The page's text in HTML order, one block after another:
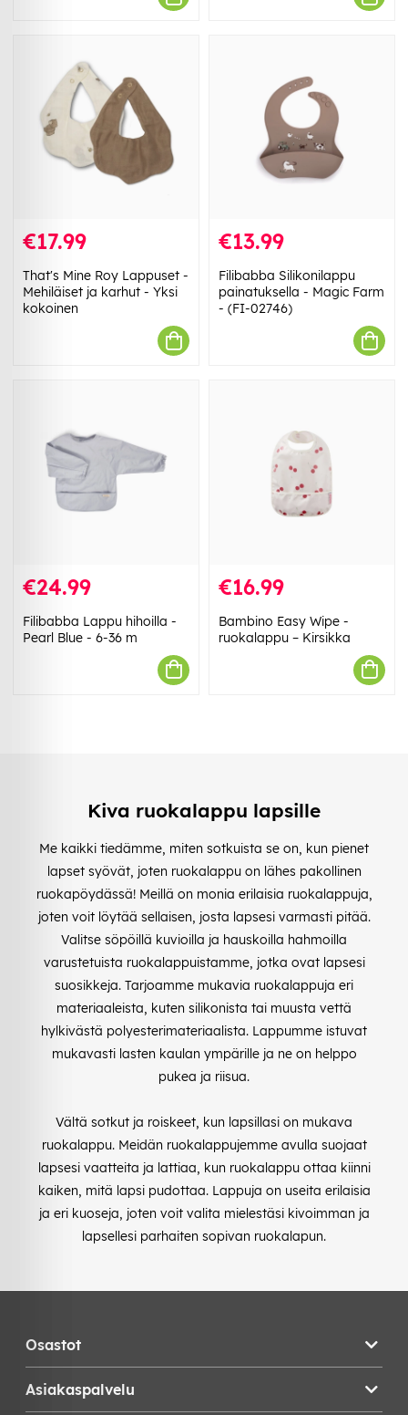
€17.99
That's Mine Roy Lappuset -
Mehiläiset ja karhut - Yksi
kokoinen
€13.99
Filibabba Silikonilappu
painatuksella - Magic Farm
- (FI-02746)
€24.99
Filibabba Lappu hihoilla -
Pearl Blue - 6-36 m
€16.99
Bambino Easy Wipe -
ruokalappu – Kirsikka
Kiva ruokalappu lapsille
Me kaikki tiedämme, miten sotkuista se on, kun pienet
lapset syövät, joten ruokalappu on lähes pakollinen
ruokapöydässä! Meillä on monia erilaisia ruokalappuja,
joten voit löytää sellaisen, josta lapsesi varmasti pitää.
Valitse söpöillä kuvioilla ja hauskoilla hahmoilla
varustetuista ruokalappuistamme, jotka ovat lapsesi
suosikkeja. Tarjoamme mukavia ruokalappuja eri
materiaaleista, kuten silikonista tai muusta vettä
hylkivästä polyesterimateriaalista. Lappumme istuvat
mukavasti lasten kaulan ympärille ja ne on helppo
pukea ja riisua.
Vältä sotkut ja roiskeet, kun lapsillasi on mukava
ruokalappu. Meidän ruokalappujemme avulla suojaat
lapsesi vaatteita ja lattiaa, kun ruokalappu ottaa kiinni
kaiken, mitä lapsi pudottaa. Lappuja on useita erilaisia
ja eri kuoseja, joten voit valita mielestäsi kivoimman ja
lapsellesi parhaiten sopivan ruokalapun.
Osastot
Asiakaspalvelu